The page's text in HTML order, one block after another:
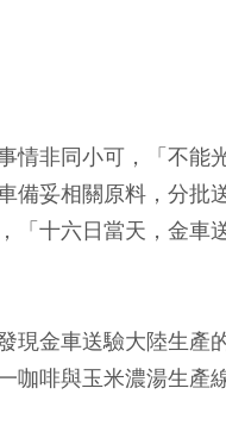
情非同小可，「不能
備妥相關原料，分批
「十六日當天，金
現金車送驗大陸生產
咖啡與玉米濃湯生產